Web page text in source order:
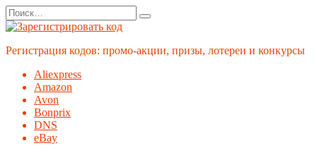
Перейти
к
содержанию
Search
for:
Регистрация кодов: промо-акции, призы, лотереи и конкурсы
Aliexpress
Amazon
Avon
Bonprix
DNS
eBay